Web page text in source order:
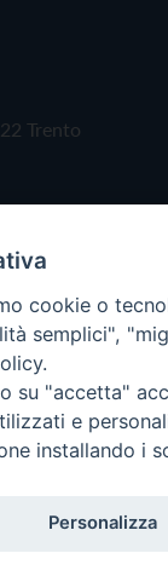
Trento
riservati -
cookie o
semplici",
su "accetta"
e
installando i
Personalizza